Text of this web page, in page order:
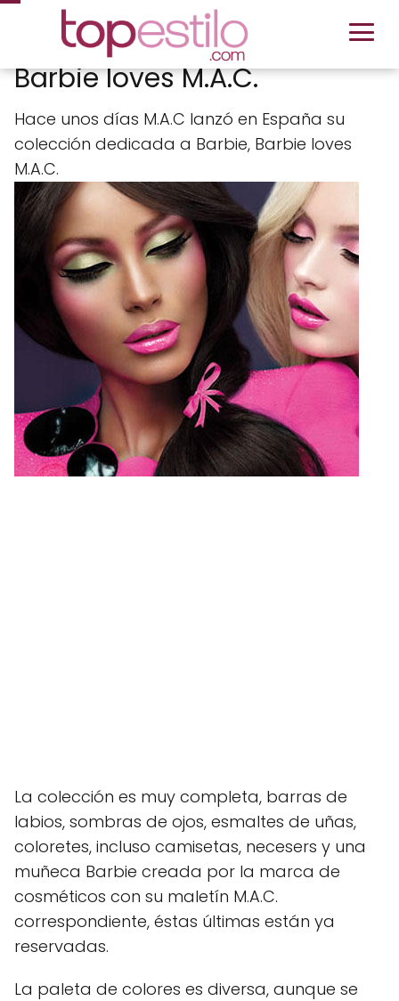
Barbie loves M.A.C.
Hace unos días M.A.C lanzó en España su
colección dedicada a Barbie, Barbie loves
M.A.C.
La colección es muy completa, barras de
labios, sombras de ojos, esmaltes de uñas,
coloretes, incluso camisetas, necesers y una
muñeca Barbie creada por la marca de
cosméticos con su maletín M.A.C.
correspondiente, éstas últimas están ya
reservadas.
La paleta de colores es diversa, aunque se